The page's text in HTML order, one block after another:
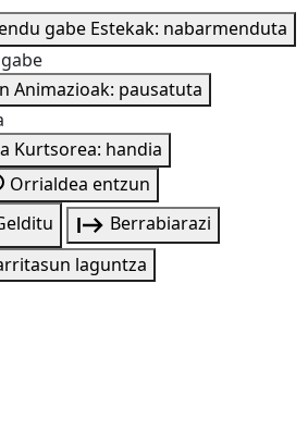
gabe Estekak: nabarmenduta
Animazioak: pausatuta
Kurtsorea: handia
Orrialdea entzun
Berrabiarazi
laguntza